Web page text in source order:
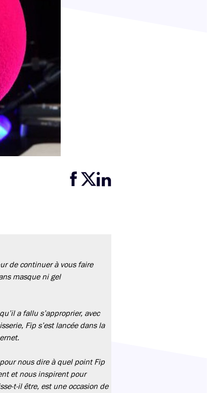
de continuer à vous faire
masque ni gel
a fallu s’approprier, avec
Fip s’est lancée dans la
nous dire à quel point Fip
et nous inspirent pour
t-il être, est une occasion de